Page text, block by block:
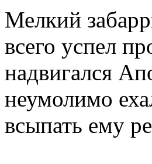
Мелкий
всего успел
надвигался
неумолимо
всыпать ему